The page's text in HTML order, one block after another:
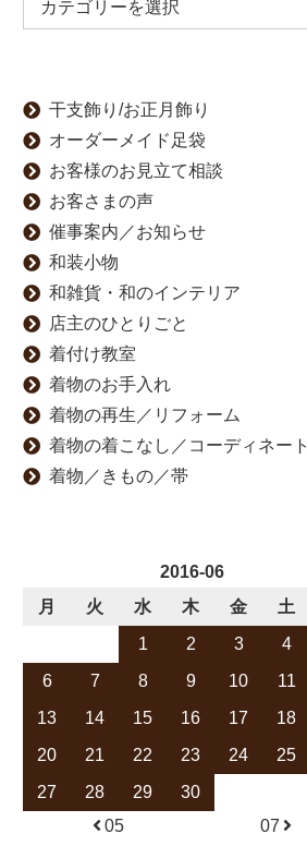
干支飾り/お正月飾り
オーダーメイド足袋
お客様のお見立て相談
お客さまの声
催事案内／お知らせ
和装小物
和雑貨・和のインテリア
店主のひとりごと
着付け教室
着物のお手入れ
着物の再生／リフォーム
着物の着こなし／コーディネート
着物／きもの／帯
2016-06
月
火 水 木 金 土
1
2 3 4
6
7 8 9 10 11
13
14 15 16 17 18
20
21 22 23 24 25
27
28 29
30
05
07